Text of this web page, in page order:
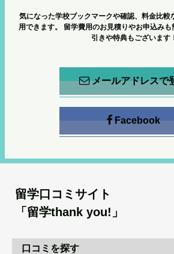
気になった学校ブックマークや確認、料金比較
用できます。
留学費用のお見積りやお申込み
引きや特典もございます！
メールアドレスで
Facebook
留学口コミサイト
「留学thank you!」
口コミを探す